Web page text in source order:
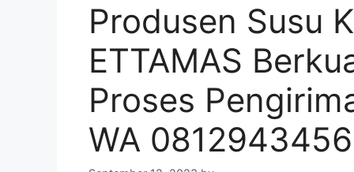
Produsen Susu
ETTAMAS
Proses
WA